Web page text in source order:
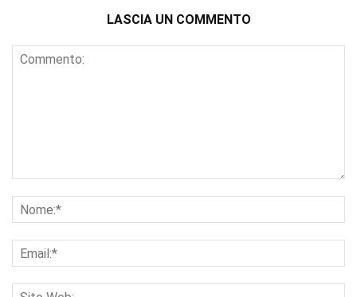
LASCIA UN COMMENTO